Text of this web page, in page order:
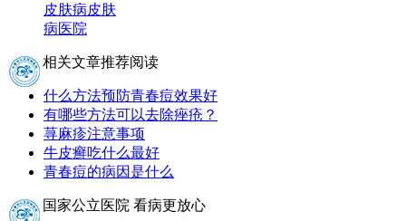
皮肤病皮肤
病医院
相关文章推荐阅读
什么方法预防青春痘效果好
有哪些方法可以去除痤疮？
荨麻疹注意事项
牛皮癣吃什么最好
青春痘的病因是什么
国家公立医院 看病更放心